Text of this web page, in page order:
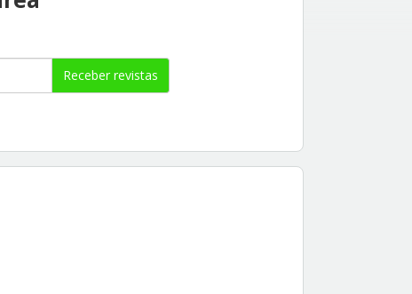
Receber revistas